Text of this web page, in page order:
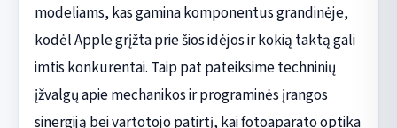
modeliams, kas gamina komponentus grandinėje,
kodėl Apple grįžta prie šios idėjos ir kokią taktą gali
imtis konkurentai. Taip pat pateiksime techninių
įžvalgų apie mechanikos ir programinės įrangos
sinergiją bei vartotojo patirtį, kai fotoaparato optika